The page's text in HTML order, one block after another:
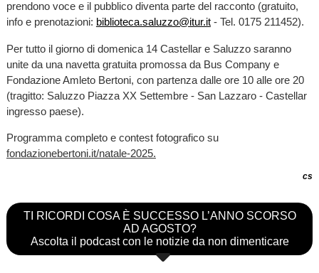
prendono voce e il pubblico diventa parte del racconto (gratuito,
info e prenotazioni: biblioteca.saluzzo@itur.it- Tel. 0175 211452).
Per tutto il giorno di domenica 14 Castellar e Saluzzo saranno
unite da una navetta gratuita promossa da Bus Company e
Fondazione Amleto Bertoni, con partenza dalle ore 10 alle ore 20
(tragitto: Saluzzo Piazza XX Settembre - San Lazzaro - Castellar
ingresso paese).
Programma completo e contest fotografico su
fondazionebertoni.it/natale-2025.
cs
TI RICORDI COSA È SUCCESSO L’ANNO SCORSO
AD AGOSTO?
Ascolta il podcast con le notizie da non dimenticare